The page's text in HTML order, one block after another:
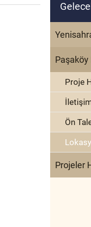
Paşaköy
Proje
Ön
Projeler